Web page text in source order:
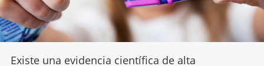
Existe una evidencia científica de alta